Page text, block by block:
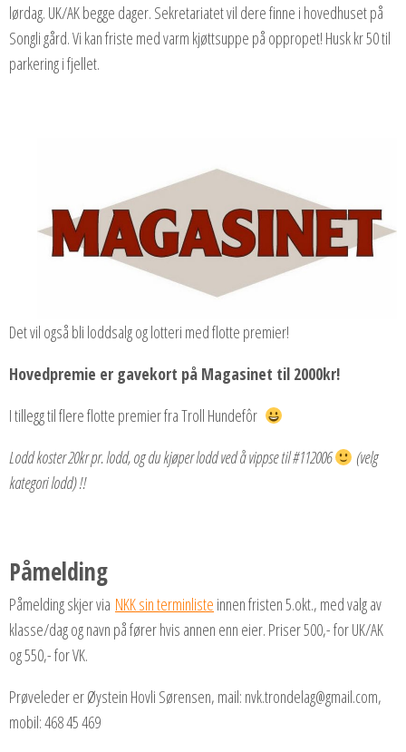
lørdag. UK/AK begge dager. Sekretariatet vil dere finne i hovedhuset på
Songli gård. Vi kan friste med varm kjøttsuppe på oppropet! Husk kr 50 til
parkering i fjellet.
Det vil også bli loddsalg og lotteri med flotte premier!
Hovedpremie er gavekort på Magasinet til 2000kr!
I tillegg til flere flotte premier fra Troll Hundefôr
Lodd koster 20kr pr. lodd, og du kjøper lodd ved å vippse til #112006
(velg
kategori lodd) !!
Påmelding
Påmelding skjer via NKK sin terminliste innen fristen 5.okt., med valg av
klasse/dag og navn på fører hvis annen enn eier. Priser 500,- for UK/AK
og 550,- for VK.
Prøveleder er Øystein Hovli Sørensen, mail: nvk.trondelag@gmail.com,
mobil: 468 45 469